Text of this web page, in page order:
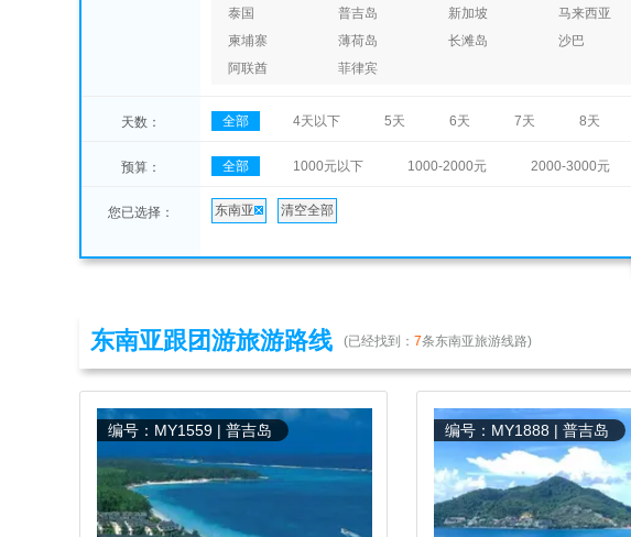
泰国 普吉岛 新加坡 马来西亚
柬埔寨
薄荷岛 长滩岛 沙巴
阿联酋
菲律宾
天数： 全部 4天以下 5天 6天 7天 8天
预算： 全部 1000元以下 1000-2000元 2000-3000元
您已选择： 东南亚 清空全部
东南亚跟团游旅游路线 (已经找到： 7条东南亚旅游线路)
编号：MY1559 | 普吉岛 编号：MY1888 | 普吉岛